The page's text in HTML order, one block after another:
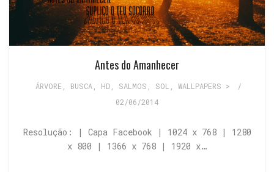
Antes do Amanhecer
ÁRVORE BUSCA HD SALMOS SOL WALLPAPERS >
/
02/06/2014
Resolução: | Capa Facebook | 1024 x 768 | 1280
x 800 | 1366 x 768 | 1920 x…